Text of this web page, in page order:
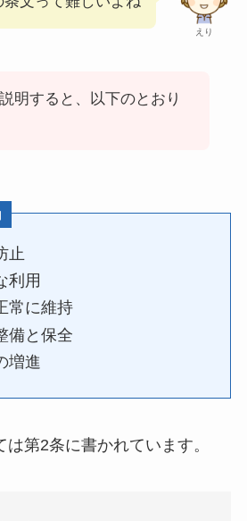
えり
明すると、以下のとおり
止
利用
常に維持
備と保全
増進
第2条に書かれています。